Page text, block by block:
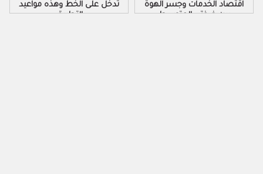
تدخل على الخط وهذه مواعيد
التطبيق
اقتصاد الخدمات وجسر الهوة
بين ضفتي المتوسط